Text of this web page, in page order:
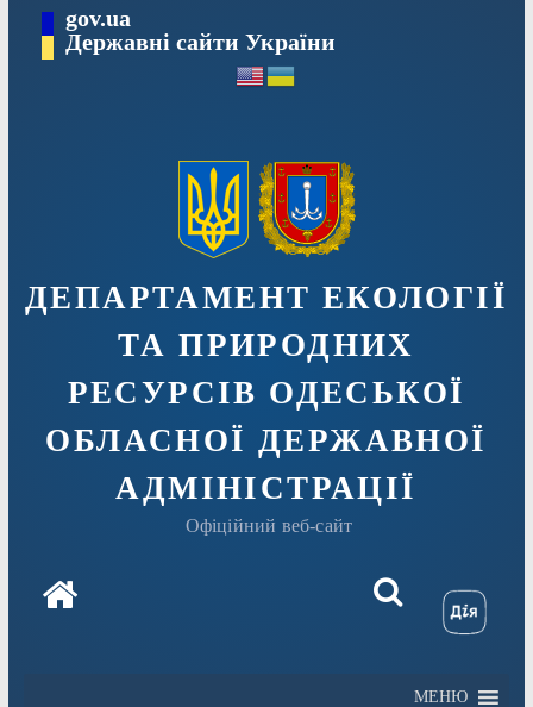
Перейтиgov.ua
Державні сайти України
ДЕПАРТАМЕНТ ЕКОЛОГІЇ
ТА ПРИРОДНИХ
РЕСУРСІВ ОДЕСЬКОЇ
ОБЛАСНОЇ ДЕРЖАВНОЇ
АДМIНIСТРАЦIЇ
Офіційний веб-сайт
МЕНЮ